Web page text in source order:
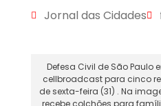
Jornal das Cidades
Defesa Civil de São Paulo
cellbroadcast para cinco
de sexta-feira (31) . Na